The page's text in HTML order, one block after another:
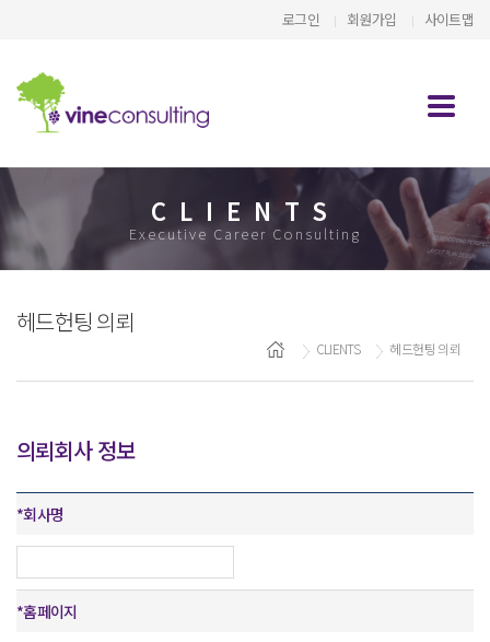
로그인 회원가입 사이트맵
CLIENTS
Executive Career Consulting
헤드헌팅 의뢰
CLIENTS 헤드헌팅 의뢰
의뢰회사 정보
*회사명
*홈페이지